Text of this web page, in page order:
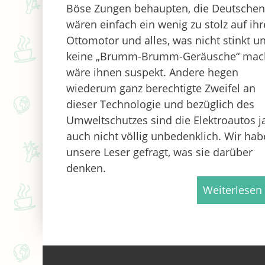
Böse Zungen behaupten, die Deutschen
wären einfach ein wenig zu stolz auf
Ottomotor und alles, was nicht stinkt
keine „Brumm-Brumm-Geräusche“
wäre ihnen suspekt. Andere hegen
wiederum ganz berechtigte Zweifel an
dieser Technologie und bezüglich des
Umweltschutzes sind die Elektroautos
auch nicht völlig unbedenklich. Wir
unsere Leser gefragt, was sie darüber
denken.